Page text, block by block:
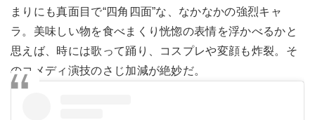
まりにも真面目で“四角四面”な、なかなかの強烈キャ
ラ。美味しい物を食べまくり恍惚の表情を浮かべるかと
思えば、時には歌って踊り、コスプレや変顔も炸裂。そ
のコメディ演技のさじ加減が絶妙だ。